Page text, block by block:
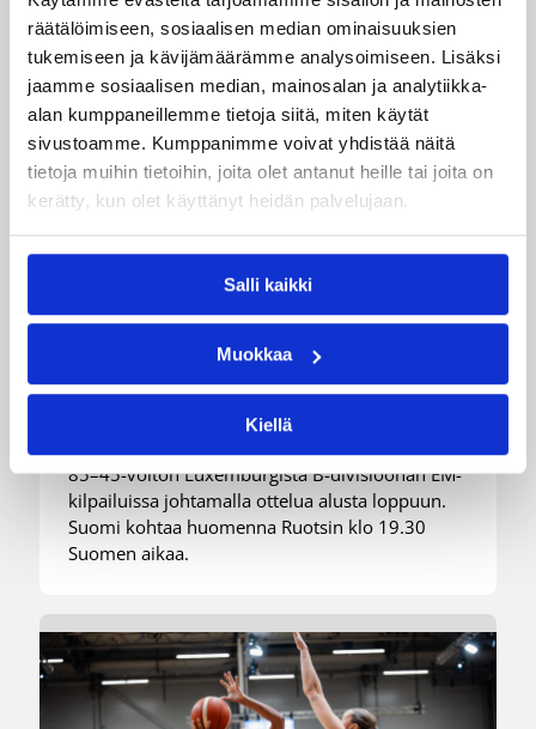
räätälöimiseen, sosiaalisen median ominaisuuksien
tukemiseen ja kävijämäärämme analysoimiseen. Lisäksi
jaamme sosiaalisen median, mainosalan ja analytiikka-
alan kumppaneillemme tietoja siitä, miten käytät
sivustoamme. Kumppanimme voivat yhdistää näitä
tietoja muihin tietoihin, joita olet antanut heille tai joita on
kerätty, kun olet käyttänyt heidän palvelujaan.
Salli kaikki
Muokkaa
Kiellä
EM-kilpailut 08.08.2026 00:37
Suomen 16-vuotiaat pojat
voittivat Luxemburgin – EM-
kisojen voittotili aukesi
vakuuttavalla pelillä
85–45-voiton Luxemburgista B-divisioonan EM-
kilpailuissa johtamalla ottelua alusta loppuun.
Suomi kohtaa huomenna Ruotsin klo 19.30
Suomen aikaa.